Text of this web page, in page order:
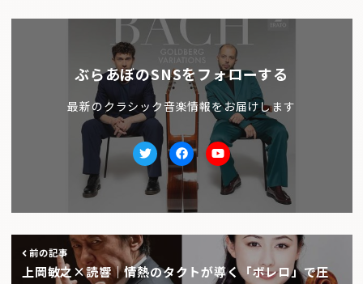
ぶらあぼのSNSをフォローする
最新のクラシック音楽情報をお届けします
TwitterfacebookYoutube
前の記事
上岡敏之×読響｜情熱のタクトが導く「ボレロ」で圧